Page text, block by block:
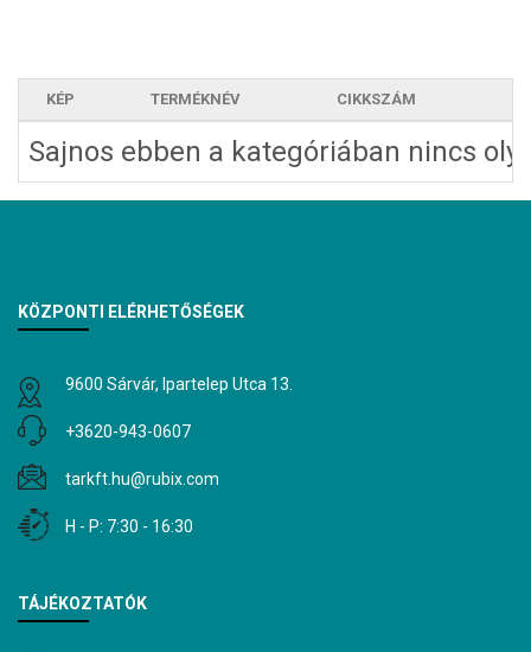
KÉP TERMÉKNÉV CIKKSZÁM
Sajnos ebben a kategóriában nincs
KÖZPONTI ELÉRHETŐSÉGEK
9600 Sárvár, Ipartelep Utca 13.
+3620-943-0607
tarkft.hu@rubix.com
H - P: 7:30 - 16:30
TÁJÉKOZTATÓK